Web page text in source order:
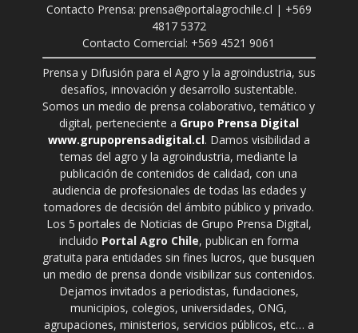
Contacto Prensa: prensa@portalagrochile.cl | +569
4817 5372
Contacto Comercial: +569 4521 9061
Prensa y Difusión para el Agro y la agroindustria, sus
desafíos, innovación y desarrollo sustentable.
Somos un medio de prensa colaborativo, temático y
digital, perteneciente a Grupo Prensa Digital
www.grupoprensadigital.cl. Damos visibilidad a
temas del agro y la agroindustria, mediante la
publicación de contenidos de calidad, con una
audiencia de profesionales de todas las edades y
tomadores de decisión del ámbito público y privado.
Los 5 portales de Noticias de Grupo Prensa Digital,
incluido Portal Agro Chile, publican en forma
gratuita para entidades sin fines lucros, que busquen
un medio de prensa donde visibilizar sus contenidos.
Dejamos invitados a periodistas, fundaciones,
municipios, colegios, universidades, ONG,
agrupaciones, ministerios, servicios públicos, etc… a